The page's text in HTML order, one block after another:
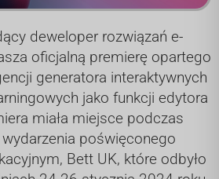
deweloper rozwiązań e-
oficjalną premierę opartego
generatora interaktywnych
jako funkcji edytora
miała miejsce podczas
poświęconego
Bett UK, które odbyło